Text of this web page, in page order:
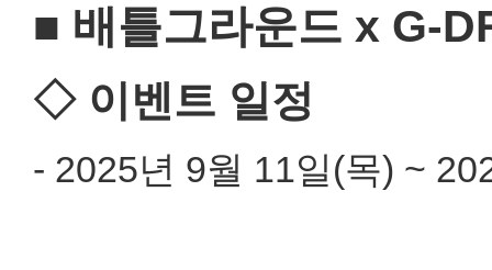
■ 배틀그라운드 x G-
◇ 이벤트 일정
- 2025년 9월 11일(목) ~